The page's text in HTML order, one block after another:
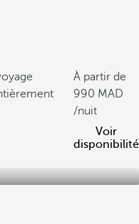
À partir de
990
/nuit
Voir
disponibilité